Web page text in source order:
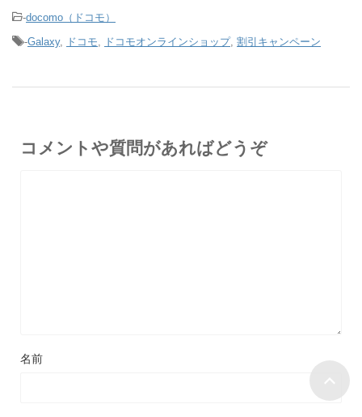
-docomo（ドコモ）
-Galaxy, ドコモ ドコモオンラインショップ, 割引キャンペーン
コメントや質問があればどうぞ
名前